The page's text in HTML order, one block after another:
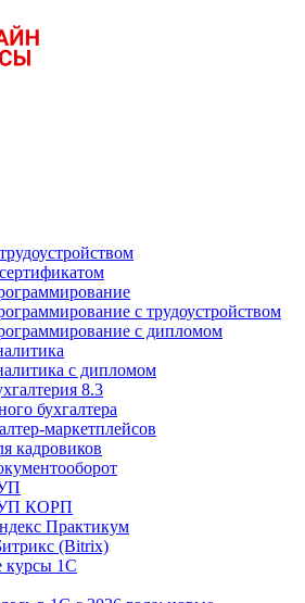
с трудоустройством
с дипломом
с дипломом
8.3
бухгалтера
маркетплейсов
кадровиков
КОРП
Практикум
(Bitrix)
курсы 1С